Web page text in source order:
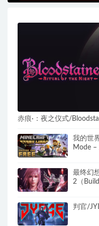
赤痕·：夜之仪式/
我的世
Mode –
最终幻
2（
判官/